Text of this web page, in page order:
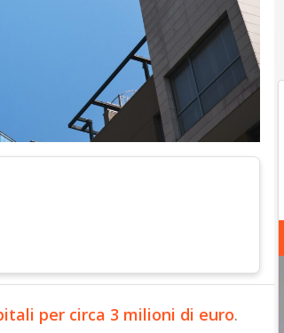
per circa 3 milioni di euro.